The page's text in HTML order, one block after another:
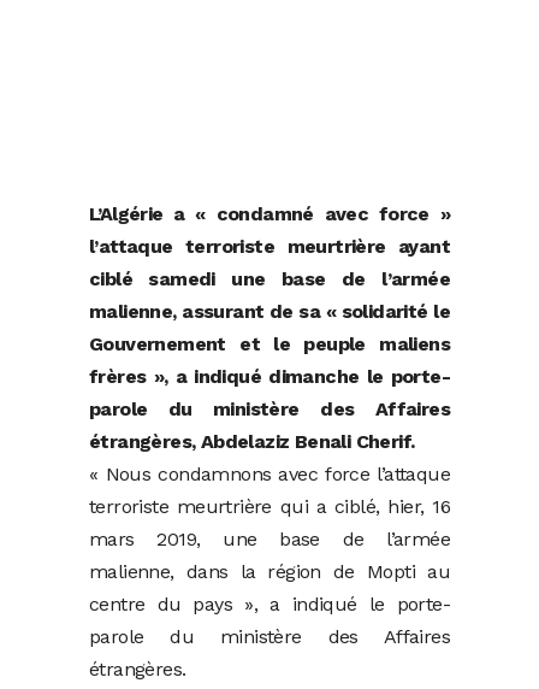
L’Algérie a « condamné avec force »
l’attaque terroriste meurtrière ayant
ciblé samedi une base de l’armée
malienne, assurant de sa « solidarité le
Gouvernement et le peuple maliens
frères », a indiqué dimanche le porte-
parole du ministère des Affaires
étrangères, Abdelaziz Benali Cherif.
« Nous condamnons avec force l’attaque
terroriste meurtrière qui a ciblé, hier, 16
mars 2019, une base de l’armée
malienne, dans la région de Mopti au
centre du pays », a indiqué le porte-
parole du ministère des Affaires
étrangères.